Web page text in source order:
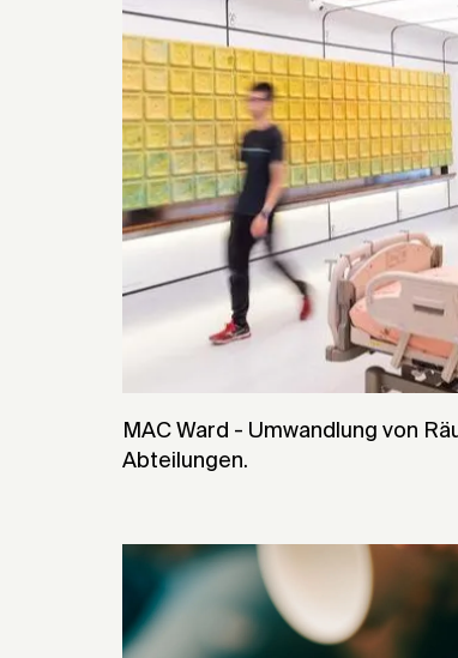
MAC Ward - Umwandlung von
Abteilungen.